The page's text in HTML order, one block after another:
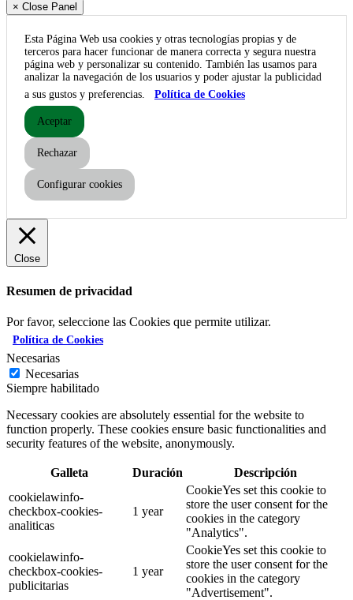
× Close Panel
Esta Página Web usa cookies y otras tecnologías propias y de
terceros para hacer funcionar de manera correcta y segura nuestra
página web y personalizar su contenido. También las usamos para
analizar la navegación de los usuarios y poder ajustar la publicidad
a sus gustos y preferencias.
Política de Cookies
Aceptar
Rechazar
Configurar cookies
Close
Resumen de privacidad
Por favor, seleccione las Cookies que permite utilizar.
Política de Cookies
Necesarias
Necesarias
Siempre habilitado
Necessary cookies are absolutely essential for the website to
function properly. These cookies ensure basic functionalities and
security features of the website, anonymously.
Galleta Duración
Descripción
cookielawinfo-
checkbox-cookies-
analiticas
1 year
CookieYes set this cookie to
store the user consent for the
cookies in the category
"Analytics".
cookielawinfo-
checkbox-cookies-
publicitarias
1 year
CookieYes set this cookie to
store the user consent for the
cookies in the category
"Advertisement".